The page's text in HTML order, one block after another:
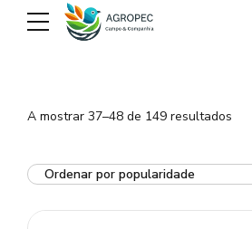
A mostrar 37–48 de 149 resultados
por